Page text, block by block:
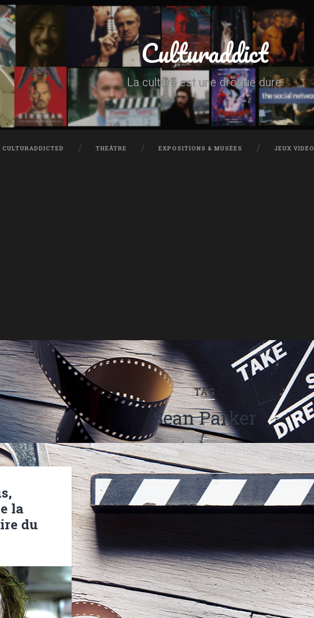
Culturaddict
La culture est une drogue dure
CULTURADDICTED THÉÂTRE EXPOSITIONS & MUSÉES JEUX VIDÉO
TAG
Sean Parker
la
du